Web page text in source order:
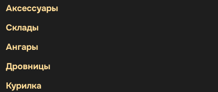
Аксессуары
Склады
Ангары
Дровницы
Курилка